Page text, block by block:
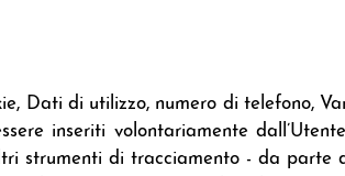
Dati di utilizzo, numero di telefono,
inseriti volontariamente
strumenti di tracciamento - da parte